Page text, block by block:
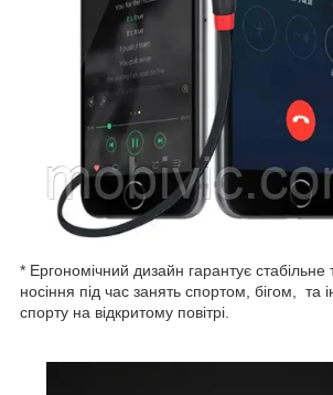
* Ергономічний дизайн гарантує
носіння під час занять спортом, бігом, та
спорту на відкритому повітрі.